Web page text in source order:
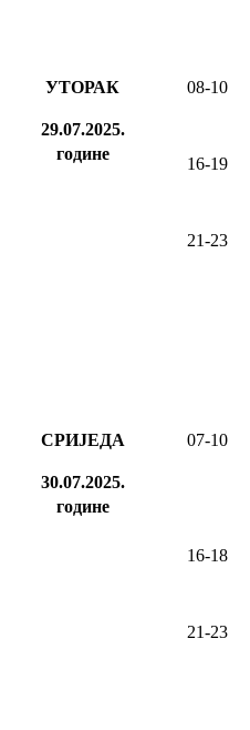
УТОРАК
29.07.2025.
године
08-10
16-19
21-23
СРИЈЕДА
30.07.2025.
године
07-10
16-18
21-23